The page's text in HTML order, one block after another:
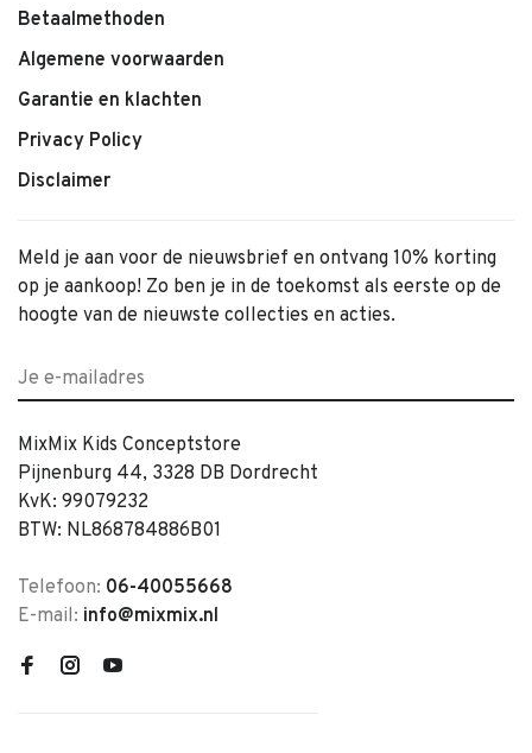
Betaalmethoden
Algemene voorwaarden
Garantie en klachten
Privacy Policy
Disclaimer
Meld je aan voor de nieuwsbrief en ontvang 10% korting
op je aankoop! Zo ben je in de toekomst als eerste op de
hoogte van de nieuwste collecties en acties.
MixMix Kids Conceptstore
Pijnenburg 44, 3328 DB Dordrecht
KvK: 99079232
BTW: NL868784886B01
Telefoon: 06-40055668
E-mail: info@mixmix.nl